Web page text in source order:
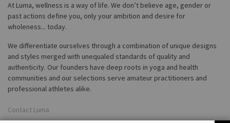
At Luma, wellness is a way of life. We don’t believe age, gender or
past actions define you, only your ambition and desire for
wholeness... today.
We differentiate ourselves through a combination of unique designs
and styles merged with unequaled standards of quality and
authenticity. Our founders have deep roots in yoga and health
communities and our selections serve amateur practitioners and
professional athletes alike.
Contact Luma